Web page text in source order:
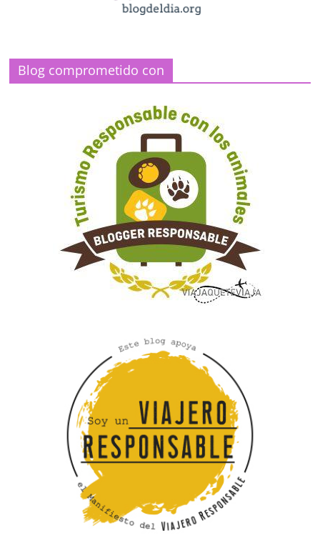
Blog comprometido con